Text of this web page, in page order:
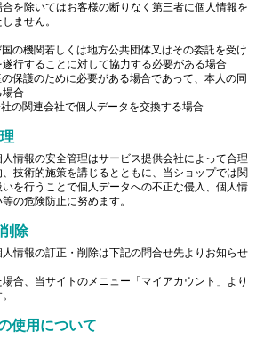
を除いてはお客様の断りなく第三者に個人情報を
ません。
の機関若しくは地方公共団体又はその委託を受け
行することに対して協力する必要がある場合
保護のために必要がある場合であって、本人の同
場合
の関連会社で個人データを交換する場合
情報の安全管理はサービス提供会社によって合理
技術的施策を講じるとともに、当ショップでは関
を行うことで個人データへの不正な侵入、個人情
の危険防止に努めます。
除
情報の訂正・削除は下記の問合せ先よりお知らせ
合、当サイトのメニュー「マイアカウント」より
使用について